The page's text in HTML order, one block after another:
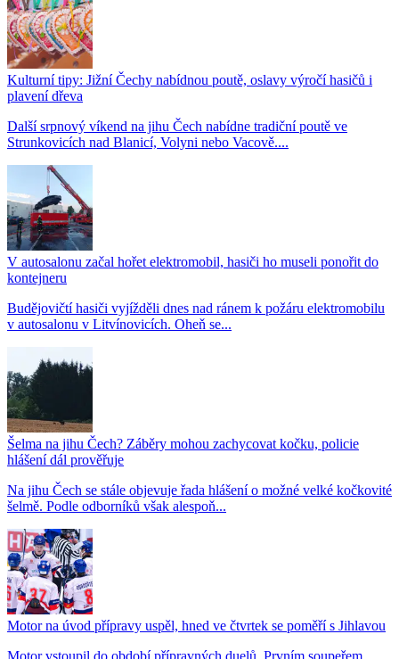
Kulturní tipy: Jižní Čechy nabídnou poutě, oslavy výročí hasičů i
plavení dřeva
Další srpnový víkend na jihu Čech nabídne tradiční poutě ve
Strunkovicích nad Blanicí, Volyni nebo Vacově....
V autosalonu začal hořet elektromobil, hasiči ho museli ponořit do
kontejneru
Budějovičtí hasiči vyjížděli dnes nad ránem k požáru elektromobilu
v autosalonu v Litvínovicích. Oheň se...
Šelma na jihu Čech? Záběry mohou zachycovat kočku, policie
hlášení dál prověřuje
Na jihu Čech se stále objevuje řada hlášení o možné velké kočkovité
šelmě. Podle odborníků však alespoň...
Motor na úvod přípravy uspěl, hned ve čtvrtek se poměří s Jihlavou
Motor vstoupil do období přípravných duelů. Prvním soupeřem